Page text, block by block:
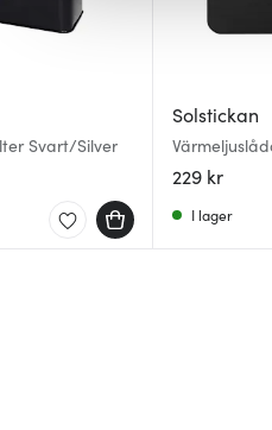
av.
Svart/Silver
Solstickan
matt
229 kr
I lager